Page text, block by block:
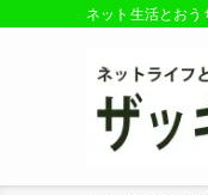
ネット生活とおう